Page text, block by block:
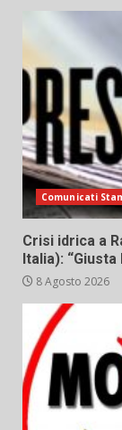
Comunicati
Crisi idrica a
Italia):
8 Agosto 2026